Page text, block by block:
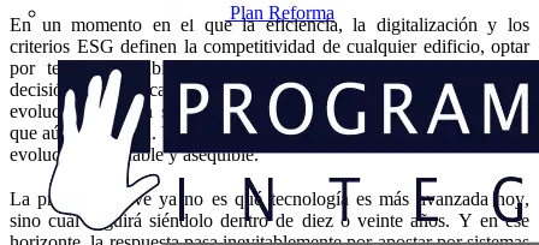
Plan Reforma
En un momento en el que la eficiencia, la digitalización y los
criterios ESG definen la competitividad de cualquier edificio, optar
por tecnologías abiertas no es una preferencia técnica: es una
decisiónestratégica. Los edificios del futuro serán flexibles,
evolucionarán con sus usuarios y deberán integrarse con sistemas
que aún no existen. Y solo los estándares abiertos permitirán que esa
evolución sea viable y asequible.
La pregunta clave ya no es qué tecnología es más avanzada hoy,
sino cuál seguirá siéndolo dentro de diez o veinte años. Y en ese